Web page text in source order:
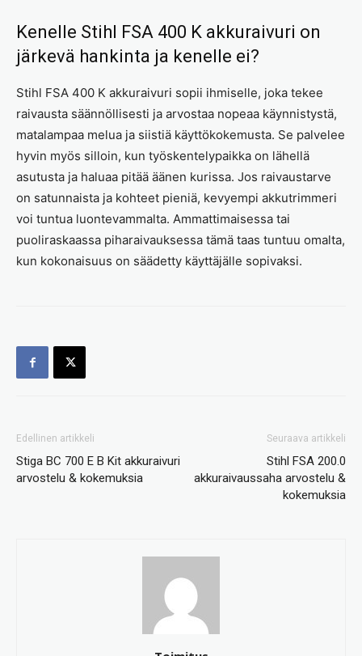
Kenelle Stihl FSA 400 K akkuraivuri on
järkevä hankinta ja kenelle ei?
Stihl FSA 400 K akkuraivuri sopii ihmiselle, joka tekee
raivausta säännöllisesti ja arvostaa nopeaa käynnistystä,
matalampaa melua ja siistiä käyttökokemusta. Se palvelee
hyvin myös silloin, kun työskentelypaikka on lähellä
asutusta ja haluaa pitää äänen kurissa. Jos raivaustarve
on satunnaista ja kohteet pieniä, kevyempi akkutrimmeri
voi tuntua luontevammalta. Ammattimaisessa tai
puoliraskaassa piharaivauksessa tämä taas tuntuu omalta,
kun kokonaisuus on säädetty käyttäjälle sopivaksi.
Edellinen artikkeli
Stiga BC 700 E B Kit akkuraivuri
arvostelu & kokemuksia
Seuraava artikkeli
Stihl FSA 200.0
akkuraivaussaha arvostelu &
kokemuksia